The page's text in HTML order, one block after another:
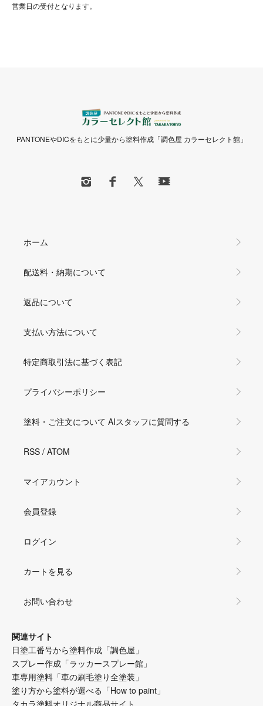
営業日の受付となります。
PANTONEやDICをもとに少量から塗料作成「調色屋 カラーセレクト館」
ホーム
配送料・納期について
返品について
支払い方法について
特定商取引法に基づく表記
プライバシーポリシー
塗料・ご注文について AIスタッフに質問する
RSS / ATOM
マイアカウント
会員登録
ログイン
カートを見る
お問い合わせ
関連サイト
日塗工番号から塗料作成「調色屋」
スプレー作成「ラッカースプレー館」
車専用塗料「車の刷毛塗り全塗装」
塗り方から塗料が選べる「How to paint」
タカラ塗料オリジナル商品サイト